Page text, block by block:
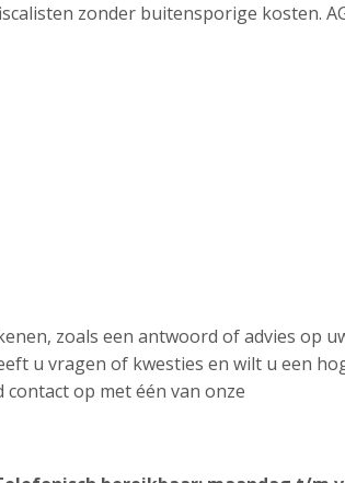
zonder buitensporige kosten.
zoals een antwoord of advies op
u vragen of kwesties en wilt u een
op met één van onze